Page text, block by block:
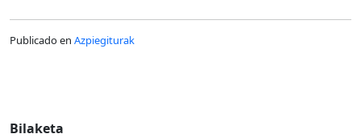
Publicado en Azpiegiturak
Bilaketa